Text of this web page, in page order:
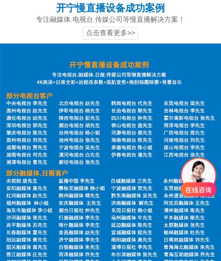
开宁慢直播设备成功案例
专注融媒体.电视台.传媒公司等慢直播解决方案！
点击查看更多>>